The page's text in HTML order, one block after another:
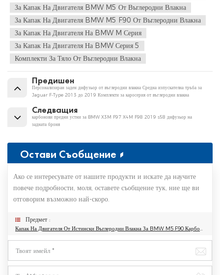
За Капак На Двигателя BMW M5 От Въглеродни Влакна
За Капак На Двигателя BMW M5 F90 От Въглеродни Влакна
За Капак На Двигателя На BMW M Серия
За Капак На Двигателя На BMW Серия 5
Комплекти За Тяло От Въглеродни Влакна
Предишен
Персонализиран заден дифузьор от въглеродни влакна Средна изпускателна тръба за
Jaguar F-Type 2013 до 2019 Комплекти за каросерия от въглеродни влакна
Следващия
карбонови предни устни за BMW X3M F97 X4M F98 2019 s58 дифузьор на
задната броня
Остави Съобщение
Ако се интересувате от нашите продукти и искате да научите
повече подробности, моля, оставете съобщение тук, ние ще ви
отговорим възможно най-скоро.
Предмет :
Капак На Двигателя От Истински Въглеродни Влакна За BMW M5 F90 Карбонов Капак На Двигателя За Серия M 5, Капак На Двигателя На Автомобила